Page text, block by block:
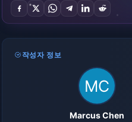
작성자 정보
Marcus Chen